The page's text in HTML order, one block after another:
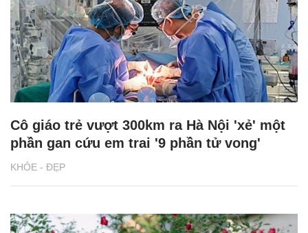
KHỎE - ĐẸP
Cô giáo trẻ vượt 300km ra Hà Nội 'xẻ' một
phần gan cứu em trai '9 phần tử vong'